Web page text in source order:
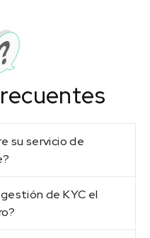
su servicio de
de KYC el